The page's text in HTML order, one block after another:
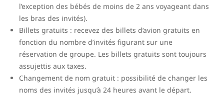
l’exception des bébés de moins de 2 ans voyageant dans
les bras des invités).
Billets gratuits : recevez des billets d’avion gratuits en
fonction du nombre d’invités figurant sur une
réservation de groupe. Les billets gratuits sont toujours
assujettis aux taxes.
Changement de nom gratuit : possibilité de changer les
noms des invités jusqu’à 24 heures avant le départ.